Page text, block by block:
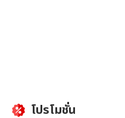
โปรโมชั่น